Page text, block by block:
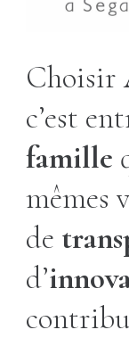
Choisir
c’est
famille
mêmes
de
d’